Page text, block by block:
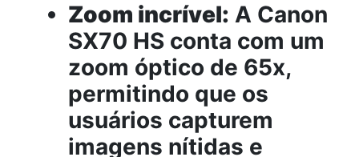
Zoom incrível: A Canon
SX70 HS conta com um
zoom óptico de 65x,
permitindo que os
usuários capturem
imagens nítidas e